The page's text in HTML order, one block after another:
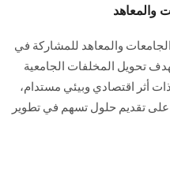
والمعاهد
والمعاهد للمشاركة في
تحويل المخلفات الجامعية
أثر اقتصادي وبيئي مستدام،
تقديم حلول تسهم في تطوير